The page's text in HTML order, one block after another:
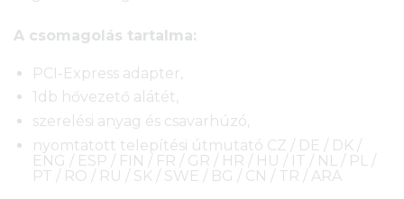
A csomagolás tartalma:
PCI-Express adapter,
1db hővezető alátét,
szerelési anyag és csavarhúzó,
nyomtatott telepítési útmutató CZ / DE / DK /
ENG / ESP / FIN / FR / GR / HR / HU / IT / NL / PL /
PT / RO / RU / SK / SWE / BG / CN / TR / ARA